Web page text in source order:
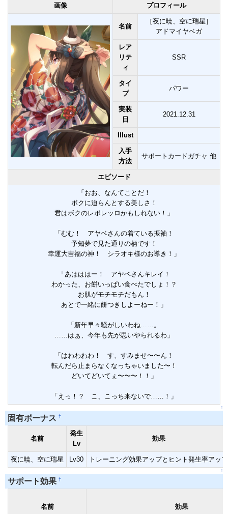
画像 プロフィール
名前
［夜に暁、空に瑞星］
アドマイヤベガ
レア
リテ
ィ
SSR
タイ
プ
パワー
実装
日
2021.12.31
Illust
入手
方法
サポートカードガチャ 他
エピソード
「おお、なんてことだ！
ボクに迫らんとする美しさ！
君はボクのレポレッロかもしれない！」
「むむ！ アヤベさんの着ている振袖！
予知夢で見た通りの柄です！
幸運大吉福の神！ シラオキ様のお導き！」
「あはははー！ アヤベさんキレイ！
わかった、お餅いっぱい食べたでしょ！？
お肌がモチモチだもん！
あとで一緒に餅つきしよーねー！」
「新年早々騒がしいわね……。
……はぁ、今年も先が思いやられるわ」
「はわわわわ！ す、すみませ〜〜ん！
転んだら止まらなくなっちゃいました〜！
どいてどいてぇ〜〜〜！！」
「えっ！？ こ、こっち来ないで……！」
↑
固有ボーナス †
名前
発生
Lv
効果
夜に暁、空に瑞星 Lv30 トレーニング効果アップとヒント発生率アップ
↑
サポート効果 †
名前 効果